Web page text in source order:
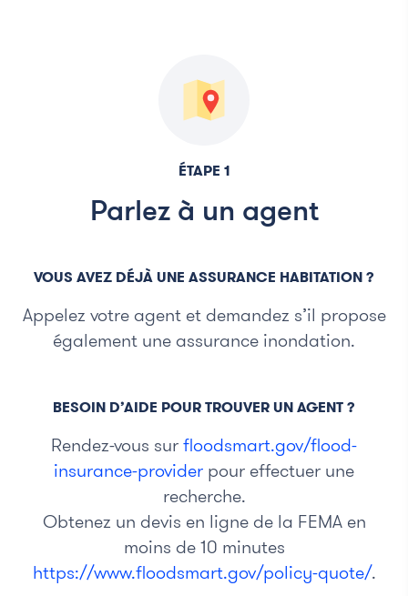
ÉTAPE 1
Parlez à un agent
VOUS AVEZ DÉJÀ UNE ASSURANCE HABITATION ?
Appelez votre agent et demandez s’il propose
également une assurance inondation.
BESOIN D’AIDE POUR TROUVER UN AGENT ?
Rendez-vous surfloodsmart.gov/flood-
insurance-provider pour effectuer une
recherche.
Obtenez un devis en ligne de la FEMA en
moins de 10 minutes
https://www.floodsmart.gov/policy-quote/.